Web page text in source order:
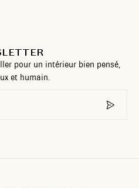
pour un intérieur bien pensé,
et humain.